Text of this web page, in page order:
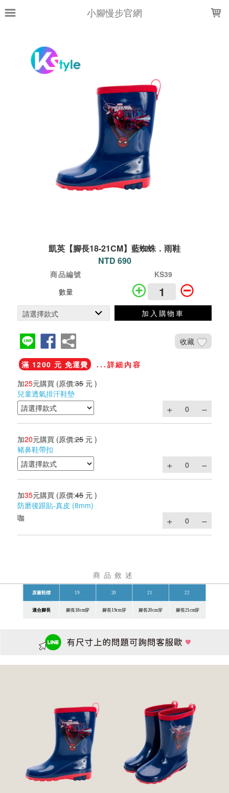
小腳慢步官網
凱英【腳長18-21CM】藍蜘蛛．雨鞋
NTD 690
商品編號
KS39
數量
加入購物車
收藏
滿 1200 元 免運費
...詳細內容
加25元購買 (原價:35 元 )
兒童透氣排汗鞋墊
加20元購買 (原價:25 元 )
豬鼻鞋帶扣
加35元購買 (原價:45 元 )
防磨後跟貼-真皮 (8mm)
咖
商品敘述